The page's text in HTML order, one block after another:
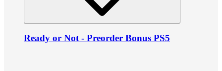
Ready or Not - Preorder Bonus PS5